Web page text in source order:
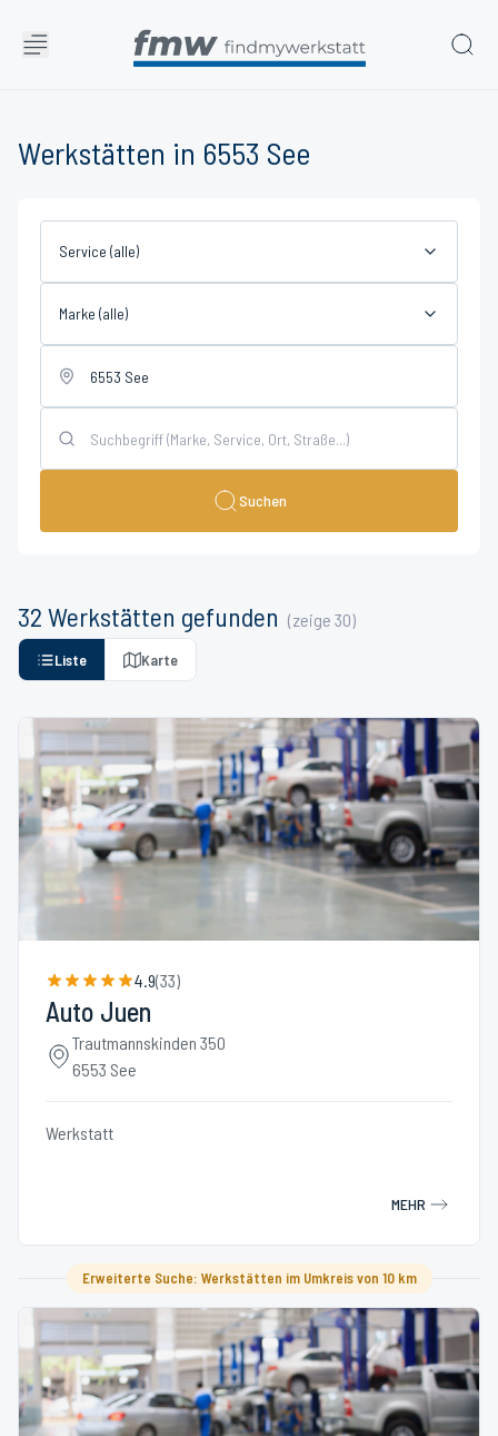
Werkstätten in 6553 See
Service (alle)
Marke (alle)
Suchen
32 Werkstätten gefunden (zeige 30)
Liste Karte
4.9(33)
Auto Juen
Trautmannskinden 350
6553 See
Werkstatt
MEHR
Erweiterte Suche: Werkstätten im Umkreis von 10 km